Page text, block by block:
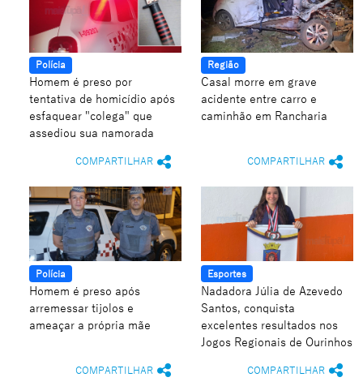
Polícia
Homem é preso por
tentativa de homicídio após
esfaquear "colega" que
assediou sua namorada
COMPARTILHAR
Região
Casal morre em grave
acidente entre carro e
caminhão em Rancharia
COMPARTILHAR
Polícia
Homem é preso após
arremessar tijolos e
ameaçar a própria mãe
COMPARTILHAR
Esportes
Nadadora Júlia de Azevedo
Santos, conquista
excelentes resultados nos
Jogos Regionais de Ourinhos
COMPARTILHAR